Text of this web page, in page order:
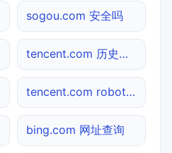
sogou.com 安全吗
tencent.com 历史快照
tencent.com robots.txt检测
bing.com 网址查询